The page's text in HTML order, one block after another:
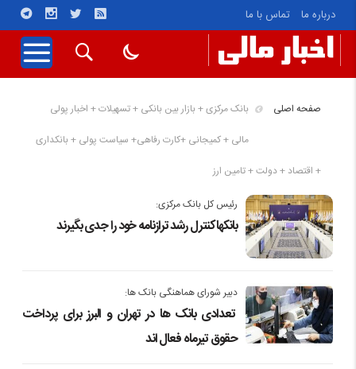
درباره ما تماس با ما
صفحه اصلی
بانک مرکزی + بازار بین بانکی + تسهیلات + اخبار پولی
مالی + کمیجانی +کارت رفاهی+ سیاست پولی + بانکداری
+ اقتصاد + دولت + تامین ارز
رئیس کل بانک مرکزی:
بانکها کنترل رشد ترازنامه خود را جدی بگیرند
دبیر شورای هماهنگی بانک ها:
تعدادی بانک ها در تهران و البرز برای پرداخت
حقوق تیرماه فعال اند